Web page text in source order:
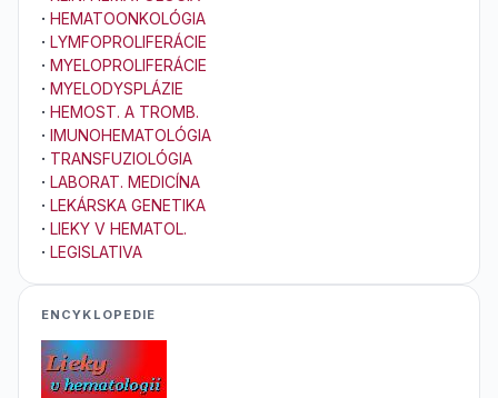
· HEMATOONKOLÓGIA
· LYMFOPROLIFERÁCIE
· MYELOPROLIFERÁCIE
· MYELODYSPLÁZIE
· HEMOST. A TROMB.
· IMUNOHEMATOLÓGIA
· TRANSFUZIOLÓGIA
· LABORAT. MEDICÍNA
· LEKÁRSKA GENETIKA
· LIEKY V HEMATOL.
· LEGISLATIVA
ENCYKLOPEDIE